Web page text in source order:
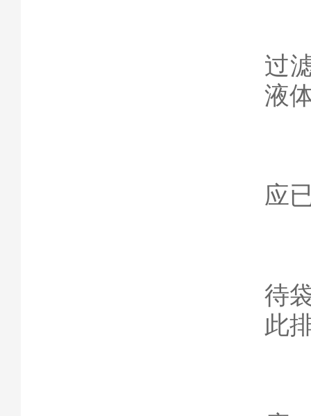
过
液
应
待
此